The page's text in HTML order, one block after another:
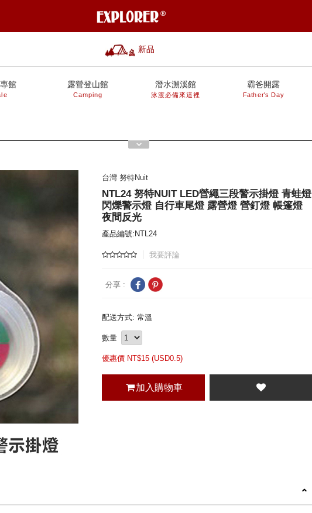
新品
館 露營登山館
Camping
潛水溯溪館
泳渡必備來這裡
霸爸開露
Father's Day
台灣 努特Nuit
NTL24 努特NUIT LED營繩三段警示掛燈 青蛙燈
閃爍警示燈 自行車尾燈 露營燈 營釘燈 帳篷燈
夜間反光
產品編號:NTL24
我要評論
分享 :
配送方式: 常溫
數量
優惠價 NT$15 (USD0.5)
加入購物車